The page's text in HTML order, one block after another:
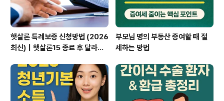
햇살론 특례보증 신청방법 (2026
최신)｜햇살론15 종료 후 달라진
부모님 명의 부동산 증여할 때 절
세하는 방법